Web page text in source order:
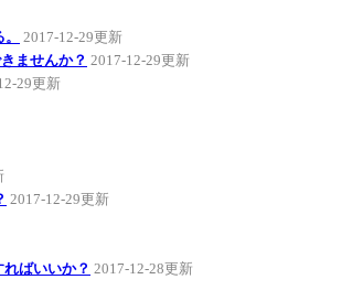
2017-12-29更新
ませんか？ 2017-12-29更新
29更新
2017-12-29更新
ばいいか？ 2017-12-28更新